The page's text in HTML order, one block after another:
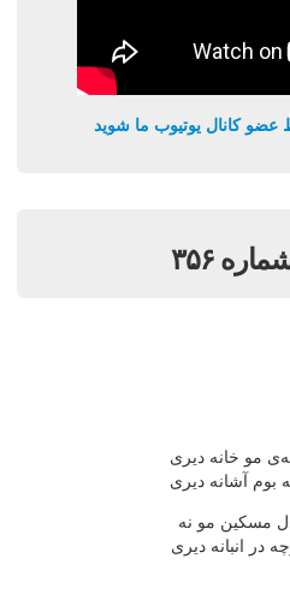
عضو کانال یوتیوب ما شوید
۳۵۶
مو خانه دیری
بوم آشانه دیری
مسکین مو نه
در انبانه دیری